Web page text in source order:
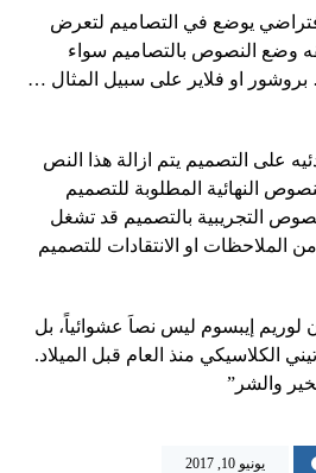
يوضع في التصاميم لتعرض
وضع النصوص بالتصاميم سواء
او فلاير على سبيل المثال …
على التصميم يتم ازالة هذا النص
النهائية المطلوبة للتصميم
التجريبية بالتصميم قد تشغل
الملاحظات او الانتقادات للتصميم
لوريم إيبسوم ليس نصاَ عشوائياً، بل
الكلاسيكي منذ العام قبل الميلاد.
والشر”
يونيو 10, 2017